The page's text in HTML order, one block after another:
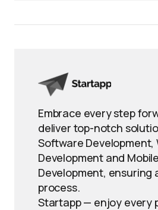
Embrace every step
deliver top-notch
Software Development,
Development and
Development, ensuring
process.
Startapp — enjoy every